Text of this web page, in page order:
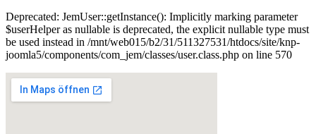
Deprecated: JemUser::getInstance(): Implicitly marking parameter
$userHelper as nullable is deprecated, the explicit nullable type must
be used instead in /mnt/web015/b2/31/511327531/htdocs/site/knp-
joomla5/components/com_jem/classes/user.class.php on line 570